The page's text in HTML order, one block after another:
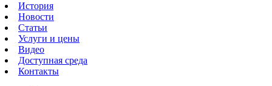
История
Новости
Статьи
Услуги и цены
Видео
Доступная среда
Контакты